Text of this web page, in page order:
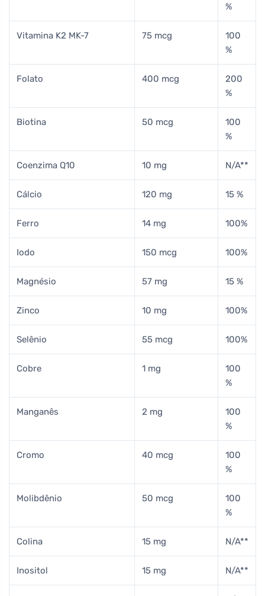
%
Vitamina K2 MK-7 75 mcg
100
%
Folato 400 mcg
200
%
Biotina 50 mcg
100
%
Coenzima Q10 10 mg N/A**
Cálcio 120 mg 15 %
Ferro 14 mg 100%
Iodo 150 mcg 100%
Magnésio 57 mg 15 %
Zinco 10 mg 100%
Selênio 55 mcg 100%
Cobre 1 mg
100
%
Manganês 2 mg
100
%
Cromo 40 mcg
100
%
Molibdênio 50 mcg
100
%
Colina 15 mg N/A**
Inositol 15 mg N/A**